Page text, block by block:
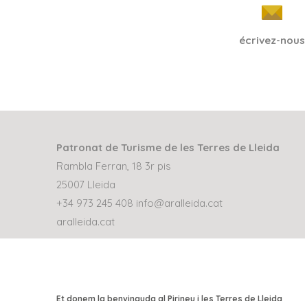
écrivez-nous
Patronat de Turisme de les Terres de Lleida
Rambla Ferran, 18 3r pis
25007 Lleida
+34 973 245 408 info@aralleida.cat
aralleida.cat
Et donem la benvinguda al Pirineu i les Terres de Lleida